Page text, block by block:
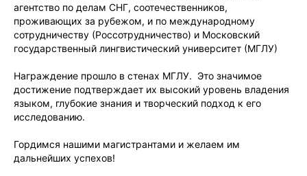
агентство по делам СНГ, соотечественников,
проживающих за рубежом, и по международному
сотрудничеству (Россотрудничество) и Московский
государственный лингвистический университет (МГЛУ)
Награждение прошло в стенах МГЛУ. Это значимое
достижение подтверждает их высокий уровень владения
языком, глубокие знания и творческий подход к его
исследованию.
Гордимся нашими магистрантами и желаем им
дальнейших успехов!